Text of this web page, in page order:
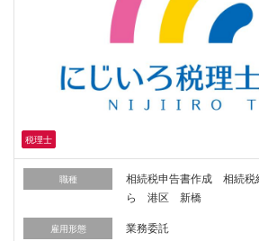
税理士
職種
相続税申告書作成 相続
ら 港区 新橋
雇用形態 業務委託